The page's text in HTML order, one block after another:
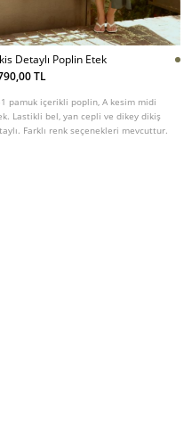
Detaylı Poplin Etek
TL
pamuk içerikli poplin, A kesim midi
Lastikli bel, yan cepli ve dikey dikiş
Farklı renk seçenekleri mevcuttur.